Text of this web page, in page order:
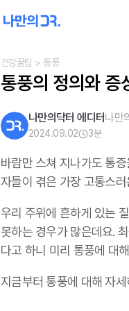
건강꿀팁 > 통풍
통풍의 정의와 증
나만의닥터 에디터나만
2024.09.02 3분
바람만 스쳐 지나가도 통
자들이 겪은 가장 고통스
우리 주위에 흔하게 있는
못하는 경우가 많은데요.
다고 하니 미리 통풍에 대
지금부터 통풍에 대해 자